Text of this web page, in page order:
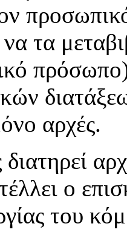
τα
αρχές.
διατηρεί
ο
του